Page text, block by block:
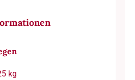
kg